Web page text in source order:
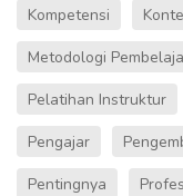
Kompetensi
Metodologi
Pelatihan Instruktur
Pengajar
Pentingnya